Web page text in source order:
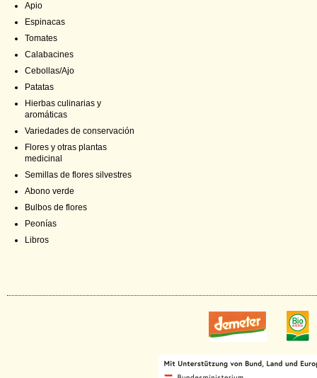
Apio
Espinacas
Tomates
Calabacines
Cebollas/Ajo
Patatas
Hierbas culinarias y
aromáticas
Variedades de conservación
Flores y otras plantas
medicinal
Semillas de flores silvestres
Abono verde
Bulbos de flores
Peonías
Libros